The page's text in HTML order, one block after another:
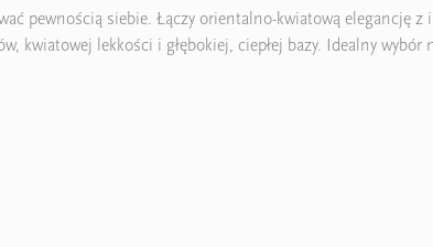
pewnością siebie. Łączy orientalno-kwiatową elegancję
lekkości i głębokiej, ciepłej bazy. Idealny wybór